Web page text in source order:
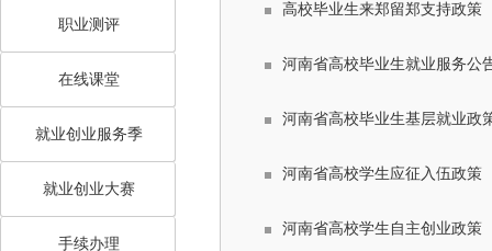
职业测评
在线课堂
就业创业服务季
就业创业大赛
手续办理
高校毕业生来郑留郑支持政策
河南省高校毕业生就业服务公
河南省高校毕业生基层就业政
河南省高校学生应征入伍政策
河南省高校学生自主创业政策